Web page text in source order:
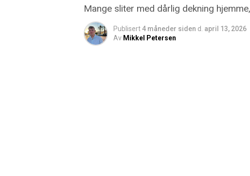
Mange sliter med dårlig dekning
Publisert4 måneder siden d. april 13, 2026
Av Mikkel Petersen